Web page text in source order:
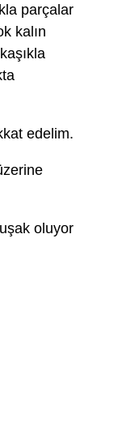
parçalar
kalın
edelim.
oluyor